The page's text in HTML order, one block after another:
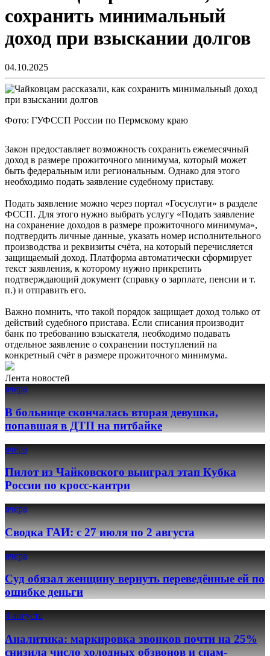
сохранить минимальный
доход при взыскании долгов
04.10.2025
Фото: ГУФССП России по Пермскому краю
Закон предоставляет возможность сохранить ежемесячный
доход в размере прожиточного минимума, который может
быть федеральным или региональным. Однако для этого
необходимо подать заявление судебному приставу.
Подать заявление можно через портал «Госуслуги» в разделе
ФССП. Для этого нужно выбрать услугу «Подать заявление
на сохранение доходов в размере прожиточного минимума»,
подтвердить личные данные, указать номер исполнительного
производства и реквизиты счёта, на который перечисляется
защищаемый доход. Платформа автоматически сформирует
текст заявления, к которому нужно прикрепить
подтверждающий документ (справку о зарплате, пенсии и т.
п.) и отправить его.
Важно помнить, что такой порядок защищает доход только от
действий судебного пристава. Если списания производит
банк по требованию взыскателя, необходимо подавать
отдельное заявление о сохранении поступлений на
конкретный счёт в размере прожиточного минимума.
Лента новостей
вчера
В больнице скончалась вторая девушка,
попавшая в ДТП на питбайке
вчера
Пилот из Чайковского выиграл этап Кубка
России по кросс-кантри
вчера
Сводка ГАИ: с 27 июля по 2 августа
вчера
Суд обязал женщину вернуть переведённые ей по
ошибке деньги
4 августа
Аналитика: маркировка звонков почти на 25%
снизила число холодных обзвонов и спам-